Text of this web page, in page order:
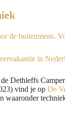
Dethleffs
vind je op De
waaronder